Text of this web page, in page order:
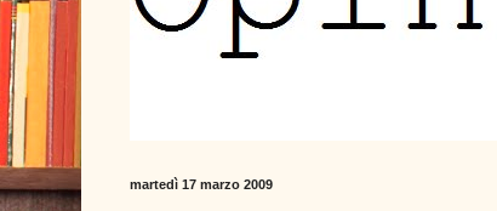
martedì 17 marzo 2009